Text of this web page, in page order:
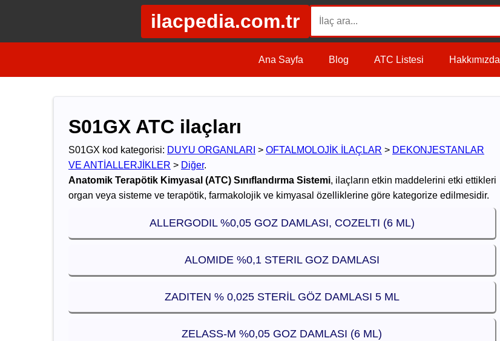
ilacpedia.com.tr
Ana Sayfa Blog ATC Listesi Hakkımızda
S01GX ATC ilaçları
S01GX kod kategorisi: DUYU ORGANLARI > OFTALMOLOJİK İLAÇLAR > DEKONJESTANLAR
VE ANTİALLERJİKLER > Diğer.
Anatomik Terapötik Kimyasal (ATC) Sınıflandırma Sistemi, ilaçların etkin maddelerini etki ettikleri
organ veya sisteme ve terapötik, farmakolojik ve kimyasal özelliklerine göre kategorize edilmesidir.
ALLERGODIL %0,05 GOZ DAMLASI, COZELTI (6 ML)
ALOMIDE %0,1 STERIL GOZ DAMLASI
ZADITEN % 0,025 STERİL GÖZ DAMLASI 5 ML
ZELASS-M %0,05 GOZ DAMLASI (6 ML)